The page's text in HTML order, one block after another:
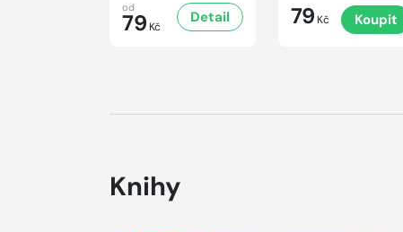
od
79 Kč
Detail 79 Kč Koupit
Knihy